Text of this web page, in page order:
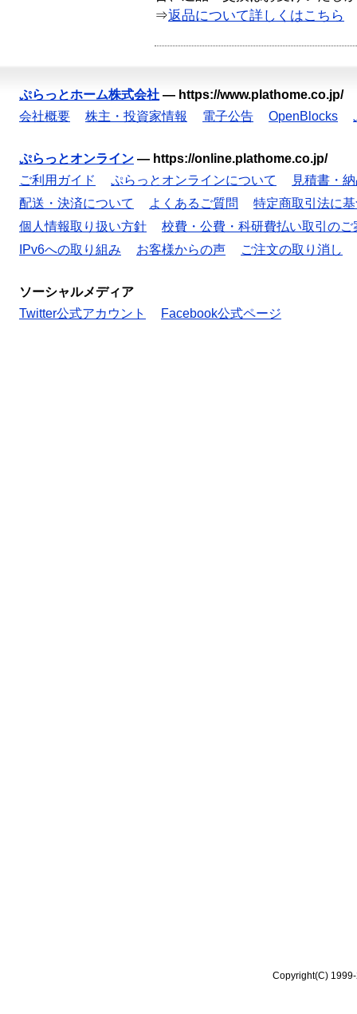
⇒返品について詳しくはこちら
ぷらっとホーム株式会社 — https://www.plathome.co.jp/
会社概要
株主・投資家情報 電子公告 OpenBlocks
ぷらっとオンライン — https://online.plathome.co.jp/
ご利用ガイド
ぷらっとオンラインについて
見積書・
配送・決済について
よくあるご質問
特定商取引法に
個人情報取り扱い方針
校費・公費・科研費払い取引のご
IPv6への取り組み
お客様からの声 ご注文の取り消し
ソーシャルメディア
Twitter公式アカウント
Facebook公式ページ
Copyright(C)